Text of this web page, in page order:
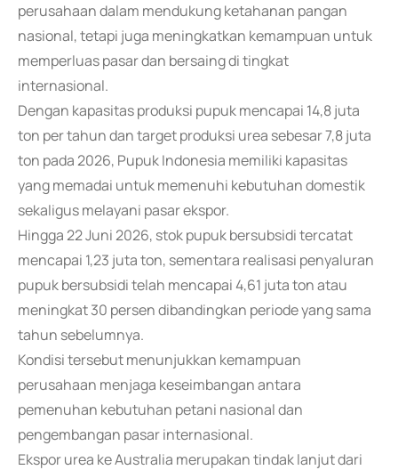
perusahaan dalam mendukung ketahanan pangan
nasional, tetapi juga meningkatkan kemampuan untuk
memperluas pasar dan bersaing di tingkat
internasional.
Dengan kapasitas produksi pupuk mencapai 14,8 juta
ton per tahun dan target produksi urea sebesar 7,8 juta
ton pada 2026, Pupuk Indonesia memiliki kapasitas
yang memadai untuk memenuhi kebutuhan domestik
sekaligus melayani pasar ekspor.
Hingga 22 Juni 2026, stok pupuk bersubsidi tercatat
mencapai 1,23 juta ton, sementara realisasi penyaluran
pupuk bersubsidi telah mencapai 4,61 juta ton atau
meningkat 30 persen dibandingkan periode yang sama
tahun sebelumnya.
Kondisi tersebut menunjukkan kemampuan
perusahaan menjaga keseimbangan antara
pemenuhan kebutuhan petani nasional dan
pengembangan pasar internasional.
Ekspor urea ke Australia merupakan tindak lanjut dari